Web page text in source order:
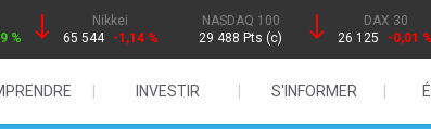
%
Nikkei
65 544 -1,14 %
NASDAQ 100
29 488 Pts (c)
DAX 30
26 125
-0,01 %
INVESTIR S'INFORMER